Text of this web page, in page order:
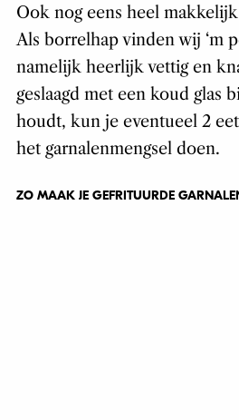
Ook nog eens heel
Als borrelhap vinden wij ‘m
namelijk heerlijk vettig en
geslaagd met een koud glas
houdt, kun je eventueel 2
het garnalenmengsel doen.
ZO MAAK JE GEFRITUURDE